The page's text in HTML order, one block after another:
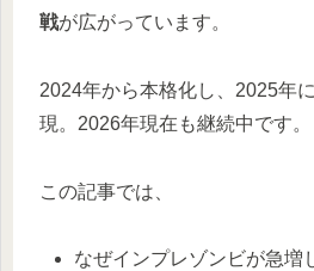
戦が広がっています。
2024年から本格化し、2025年
現。2026年現在も継続中です。
この記事では、
なぜインプレゾンビが急増